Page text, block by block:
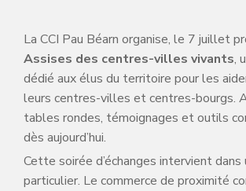
La CCI Pau Béarn organise, le 7 juillet
Assises des centres-villes vivants,
dédié aux élus du territoire pour les
leurs centres-villes et centres-bourgs.
tables rondes, témoignages et outils
dès aujourd’hui.
Cette soirée d’échanges intervient
particulier. Le commerce de proximité